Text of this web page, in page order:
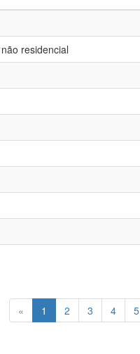
residencial
« 1 (atual)
2 3 4 5